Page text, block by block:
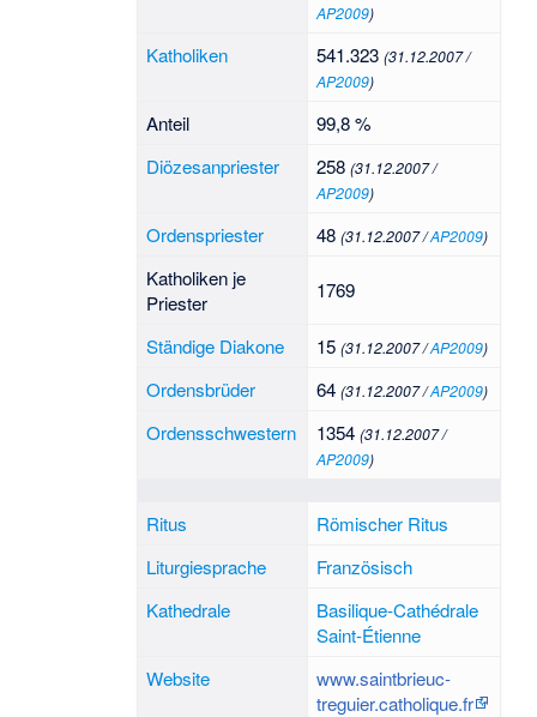
AP2009)
Katholiken 541.323(31.12.2007 /
AP2009)
Anteil
99,8 %
Diözesanpriester
258(31.12.2007 /
AP2009)
Ordenspriester 48(31.12.2007 /AP2009)
Katholiken je
Priester
1769
Ständige Diakone 15(31.12.2007 /AP2009)
Ordensbrüder 64(31.12.2007 /AP2009)
Ordensschwestern 1354(31.12.2007 /
AP2009)
Ritus
Römischer Ritus
Liturgiesprache
Französisch
Kathedrale
Basilique-Cathédrale
Saint-Étienne
Website
www.saintbrieuc-
treguier.catholique.fr